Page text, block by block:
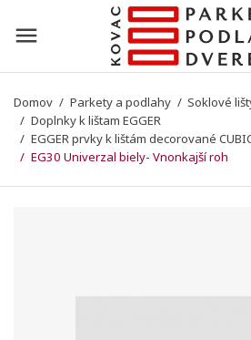
Domov Parkety a podlahy Soklové
Doplnky k lištam EGGER
EGGER prvky k lištám decorované
EG30 Univerzal biely- Vnonkajší roh